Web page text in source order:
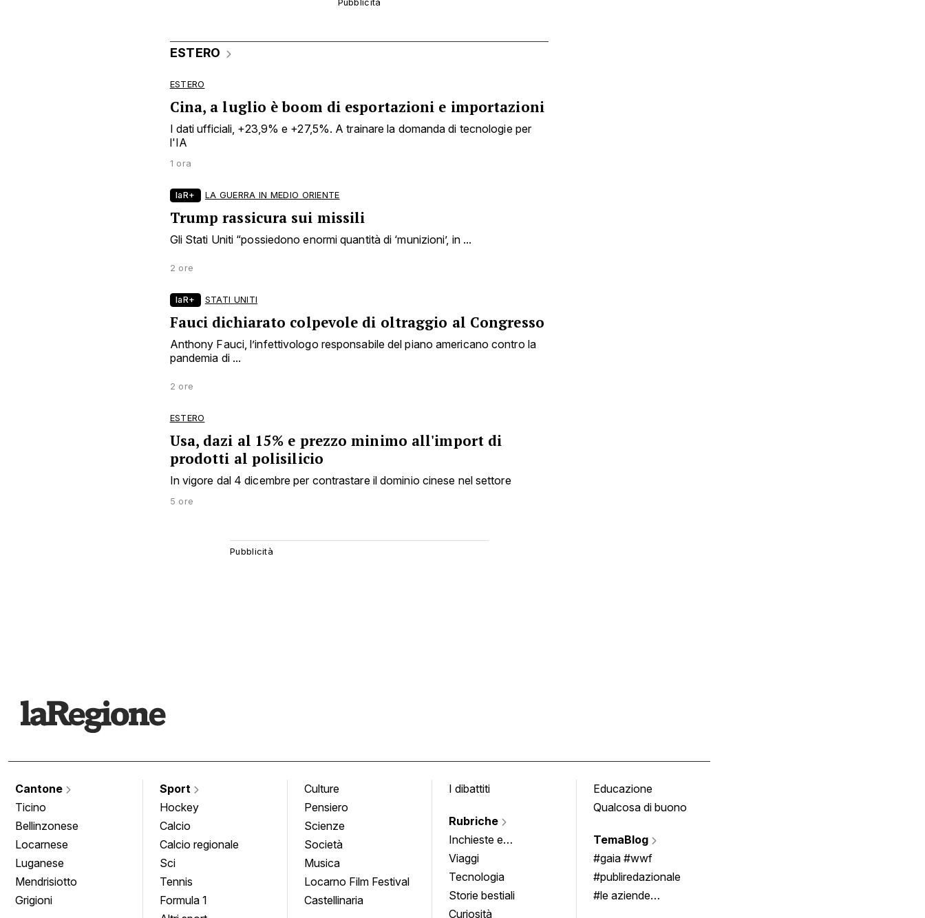
ESTERO
ESTERO
Cina, a luglio è boom di esportazioni e importazioni
I dati ufficiali, +23,9% e +27,5%. A trainare la domanda di tecnologie per
l'IA
1 ora
laR+ LA GUERRA IN MEDIO ORIENTE
Trump rassicura sui missili
Gli Stati Uniti “possiedono enormi quantità di ‘munizioni’, in ...
2 ore
laR+ STATI UNITI
Fauci dichiarato colpevole di oltraggio al Congresso
Anthony Fauci, l’infettivologo responsabile del piano americano contro la
pandemia di ...
2 ore
ESTERO
Usa, dazi al 15% e prezzo minimo all'import di
prodotti al polisilicio
In vigore dal 4 dicembre per contrastare il dominio cinese nel settore
5 ore
Cantone
Ticino
Bellinzonese
Locarnese
Luganese
Mendrisiotto
Grigioni
Sport
Hockey
Calcio
Calcio regionale
Sci
Tennis
Formula 1
Culture
Pensiero
Scienze
Società
Musica
Locarno Film Festival
Castellinaria
I dibattiti
Rubriche
Inchieste e
approfondimenti
Viaggi
Tecnologia
Storie bestiali
Curiosità
Educazione
Qualcosa di buono
TemaBlog
#gaia #wwf
#publiredazionale
#le aziende